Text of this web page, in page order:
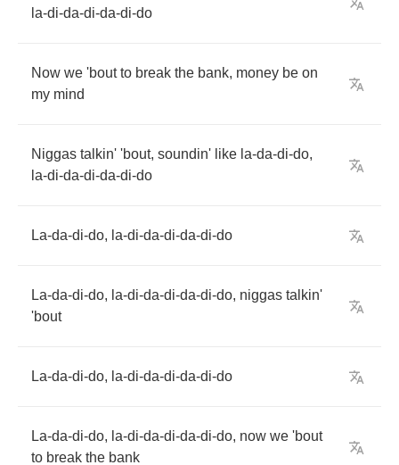
la-di-da-di-da-di-do
Now we 'bout to break the bank, money be on
my mind
Niggas talkin' 'bout, soundin' like la-da-di-do,
la-di-da-di-da-di-do
La-da-di-do, la-di-da-di-da-di-do
La-da-di-do, la-di-da-di-da-di-do, niggas talkin'
'bout
La-da-di-do, la-di-da-di-da-di-do
La-da-di-do, la-di-da-di-da-di-do, now we 'bout
to break the bank